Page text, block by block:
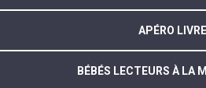
APÉRO
BÉBÉS LECTEURS À LA